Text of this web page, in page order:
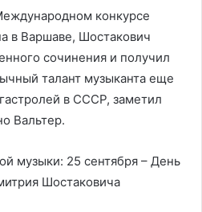
конкурсе
в Варшаве, Шостакович
сочинения и получил
талант музыканта еще
в СССР, заметил
Вальтер.